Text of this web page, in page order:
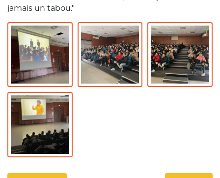
jamais un tabou."